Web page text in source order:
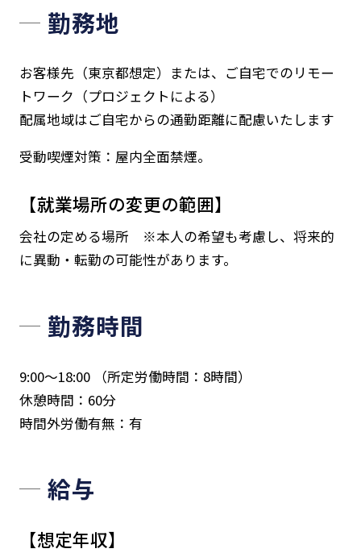
勤務地
お客様先（東京都想定）または、ご自宅でのリモー
トワーク（プロジェクトによる）
配属地域はご自宅からの通勤距離に配慮いたします
受動喫煙対策：屋内全面禁煙。
【就業場所の変更の範囲】
会社の定める場所 ※本人の希望も考慮し、将来的
に異動・転勤の可能性があります。
勤務時間
9:00～18:00 （所定労働時間：8時間）
休憩時間：60分
時間外労働有無：有
給与
【想定年収】